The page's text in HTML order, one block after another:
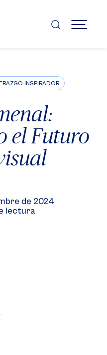
MENÚ
INSPIRADOR
el Futuro
de 2024
lectura